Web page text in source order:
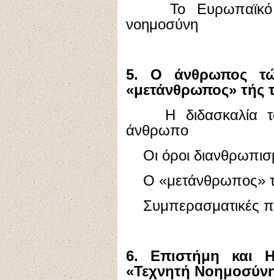
Το Ευρωπαϊκό
νοημοσύνη
5. Ο άνθρωπος
«μετάνθρωπος» τής
Η διδασκαλία
άνθρωπο
Οι όροι
Ο «μετάνθρωπος»
Συμπερασματικές
6. Επιστήμη και
«Τεχνητή